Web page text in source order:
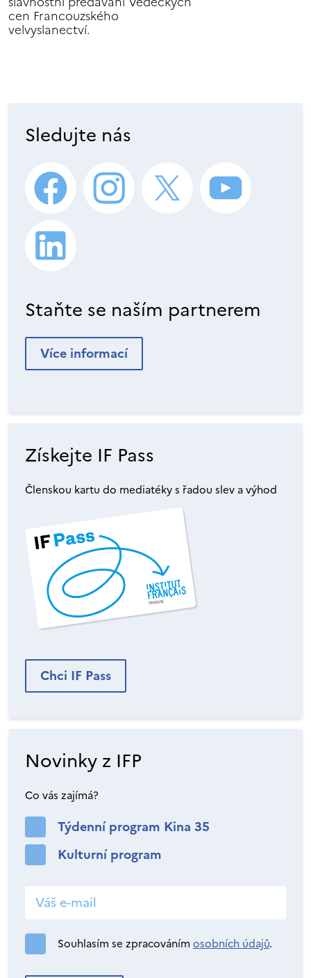
cen Francouzského
velvyslanectví.
Sledujte nás
Staňte se naším partnerem
Více informací
Získejte IF Pass
Členskou kartu do mediatéky s řadou slev a výhod
Chci IF Pass
Novinky z IFP
Co vás zajímá?
Týdenní program Kina 35
Kulturní program
Souhlasím se zpracováním osobních údajů.